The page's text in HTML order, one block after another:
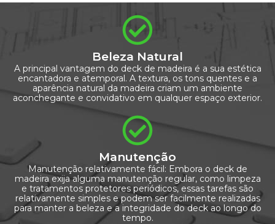
Beleza Natural
A principal vantagem do deck de madeira é a sua estética
encantadora e atemporal. A textura, os tons quentes e a
aparência natural da madeira criam um ambiente
aconchegante e convidativo em qualquer espaço exterior.
Manutenção
Manutenção relativamente fácil: Embora o deck de
madeira exija alguma manutenção regular, como limpeza
e tratamentos protetores periódicos, essas tarefas são
relativamente simples e podem ser facilmente realizadas
para manter a beleza e a integridade do deck ao longo do
tempo.